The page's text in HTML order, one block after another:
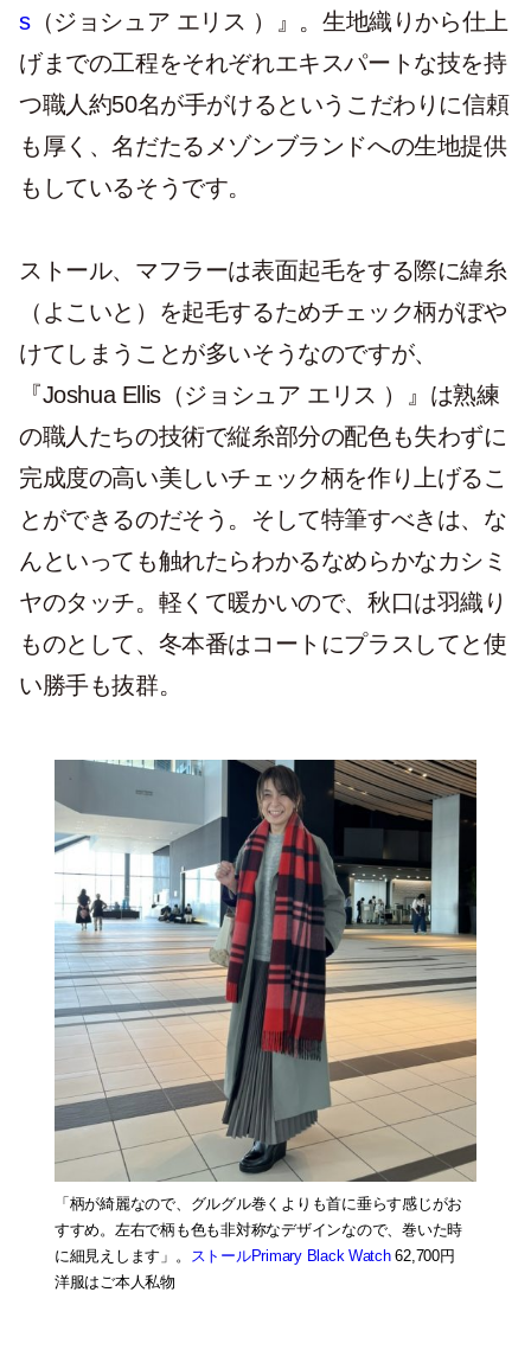
s（ジョシュア エリス ）』。生地織りから仕上
げまでの工程をそれぞれエキスパートな技を持
つ職人約50名が手がけるというこだわりに信頼
も厚く、名だたるメゾンブランドへの生地提供
もしているそうです。
ストール、マフラーは表面起毛をする際に緯糸
（よこいと）を起毛するためチェック柄がぼや
けてしまうことが多いそうなのですが、
『Joshua Ellis（ジョシュア エリス ）』は熟練
の職人たちの技術で縦糸部分の配色も失わずに
完成度の高い美しいチェック柄を作り上げるこ
とができるのだそう。そして特筆すべきは、な
んといっても触れたらわかるなめらかなカシミ
ヤのタッチ。軽くて暖かいので、秋口は羽織り
ものとして、冬本番はコートにプラスしてと使
い勝手も抜群。
「柄が綺麗なので、グルグル巻くよりも首に垂らす感じがお
すすめ。左右で柄も色も非対称なデザインなので、巻いた時
に細見えします」。 ストールPrimary Black Watch62,700円
洋服はご本人私物